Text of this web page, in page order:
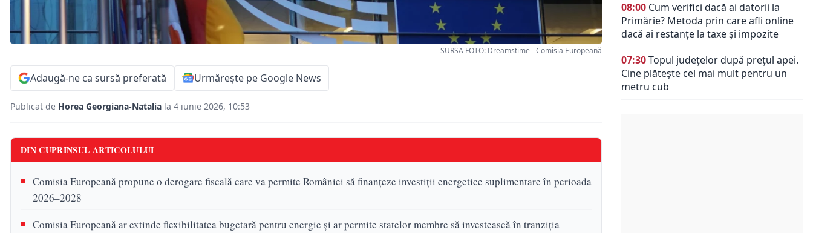
SURSA FOTO: Dreamstime - Comisia Europeană
Adaugă-ne ca sursă preferată Urmărește pe Google News
Publicat de Horea Georgiana-Natalia la 4 iunie 2026, 10:53
DIN CUPRINSUL ARTICOLULUI
Comisia Europeană propune o derogare fiscală care va permite României să finanțeze investiții energetice suplimentare în perioada
2026–2028
Comisia Europeană ar extinde flexibilitatea bugetară pentru energie și ar permite statelor membre să investească în tranziția
08:00 Cum verifici dacă ai datorii la
Primărie? Metoda prin care afli online
dacă ai restanțe la taxe și impozite
07:30Topul județelor după prețul apei.
Cine plătește cel mai mult pentru un
metru cub